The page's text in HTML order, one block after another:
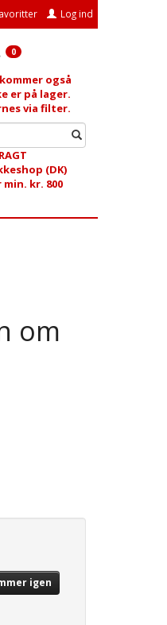
Log ind
0
også
er på lager.
via filter.
(DK)
kr. 800
om
igen